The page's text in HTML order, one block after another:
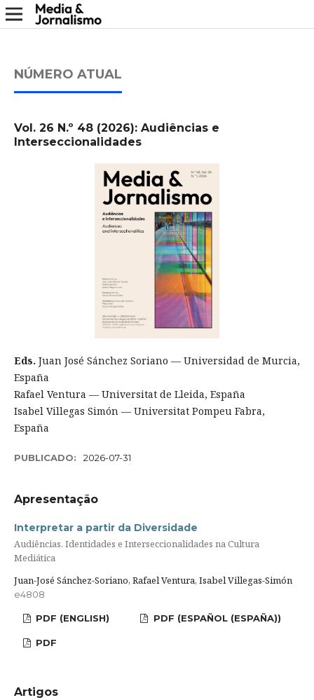
NÚMERO ATUAL
Vol. 26 N.º 48 (2026): Audiências e
Interseccionalidades
Eds. Juan José Sánchez Soriano — Universidad de Murcia,
España
Rafael Ventura — Universitat de Lleida, España
Isabel Villegas Simón — Universitat Pompeu Fabra,
España
PUBLICADO: 2026-07-31
Apresentação
Interpretar a partir da Diversidade
Audiências, Identidades e Interseccionalidades na Cultura
Mediática
Juan-José Sánchez-Soriano, Rafael Ventura, Isabel Villegas-Simón
e4808
PDF (ENGLISH) PDF (ESPAÑOL (ESPAÑA))
PDF
Artigos